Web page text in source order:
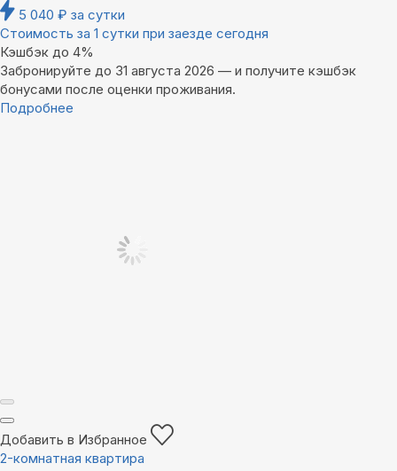
5 040 ₽ за сутки
Стоимость за 1 сутки при заезде сегодня
Кэшбэк до 4%
Забронируйте до 31 августа 2026 — и получите кэшбэк
бонусами после оценки проживания.
Подробнее
Добавить в Избранное
2-комнатная квартира